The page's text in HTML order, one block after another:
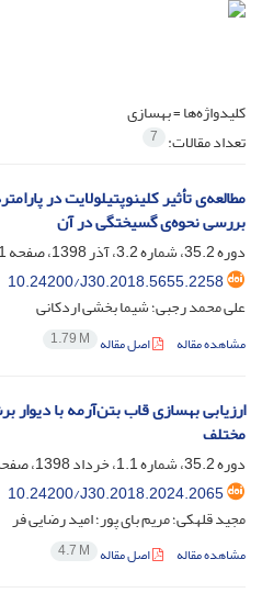
کلیدواژه‌ها =بهسازی
تعداد مقالات: 7
مطالعه‌ی تأثیر کلینوپتیلولایت در
بررسی نحوه‌ی گسیختگی در آن
دوره 35.2، شماره 3.2، آذر 1398، صفحه
10.24200/J30.2018.5655.2258
علی محمد رجبی؛ شیما بخشی اردکانی
مشاهده مقاله اصل مقاله 1.79 M
ارزیابی بهسازی قاب بتن‌آرمه با
مختلف
دوره 35.2، شماره 1.1، خرداد 1398، صفحه
10.24200/J30.2018.2024.2065
مجید قلهکی؛ مریم بای پور؛ امید رضایی فر
مشاهده مقاله اصل مقاله 4.7 M